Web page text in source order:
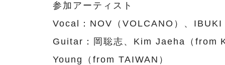
参加アーティスト
Vocal：NOV（VOLCANO）、
Guitar：岡聡志、Kim Jaeha（from
Young（from TAIWAN）